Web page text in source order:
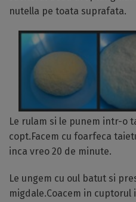
nutella pe toata suprafata.
Le rulam si le punem intr-o
copt.Facem cu foarfeca
inca vreo 20 de minute.
Le ungem cu oul batut si
migdale.Coacem in